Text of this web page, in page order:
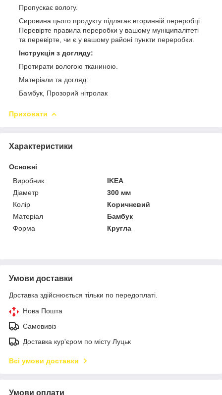
Пропускає вологу.
Сировина цього продукту підлягає вторинній переробці.
Перевірте правила переробки у вашому муніципалітеті
та перевірте, чи є у вашому районі пункти переробки.
Інструкція з догляду:
Протирати вологою тканиною.
Матеріали та догляд:
Бамбук, Прозорий нітролак
Приховати
Характеристики
Основні
Виробник
IKEA
Діаметр
300 мм
Колір
Коричневий
Матеріал
Бамбук
Форма
Кругла
Умови доставки
Доставка здійснюється тільки по передоплаті.
Нова Пошта
Самовивіз
Доставка кур'єром по місту Луцьк
Всі умови доставки
Умови оплати